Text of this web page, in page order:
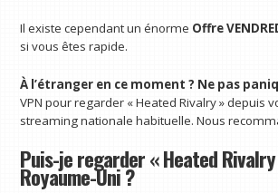
Il existe cependant un énorme Offre
si vous êtes rapide.
À l’étranger en ce moment ? Ne pas
VPN pour regarder « Heated Rivalry » depuis
streaming nationale habituelle. Nous
Puis-je regarder « Heated
Royaume-Uni ?